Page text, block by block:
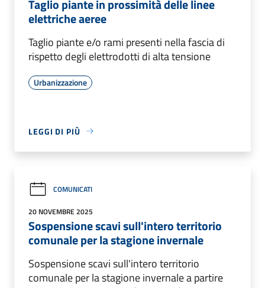
Taglio piante in prossimità delle linee
elettriche aeree
Taglio piante e/o rami presenti nella fascia di
rispetto degli elettrodotti di alta tensione
Urbanizzazione
LEGGI DI PIÙ
COMUNICATI
20 NOVEMBRE 2025
Sospensione scavi sull'intero territorio
comunale per la stagione invernale
Sospensione scavi sull'intero territorio
comunale per la stagione invernale a partire